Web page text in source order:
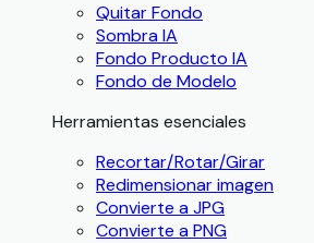
Quitar Fondo
Sombra IA
Fondo Producto IA
Fondo de Modelo
Herramientas esenciales
Recortar/Rotar/Girar
Redimensionar imagen
Convierte a JPG
Convierte a PNG